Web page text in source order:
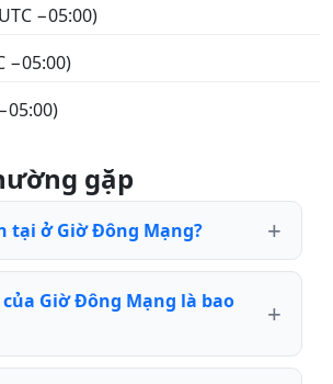
−05:00)
−05:00)
gặp
tại ở Giờ Đông Mạng?
của Giờ Đông Mạng là bao